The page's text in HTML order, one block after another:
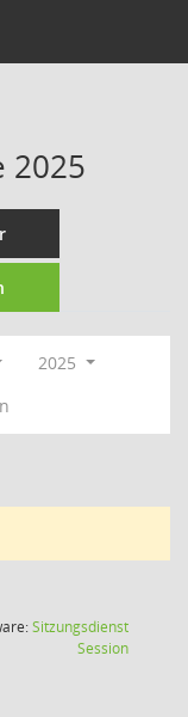
2025
2025
Sitzungsdienst
Session(Wird in